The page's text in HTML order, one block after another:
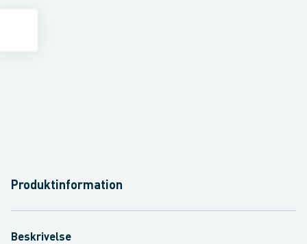
Produktinformation
Beskrivelse